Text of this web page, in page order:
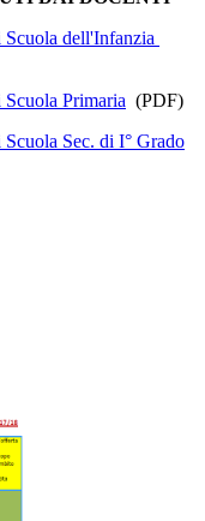
Scuola dell'Infanzia
Primaria (PDF)
Sec. di I° Grado